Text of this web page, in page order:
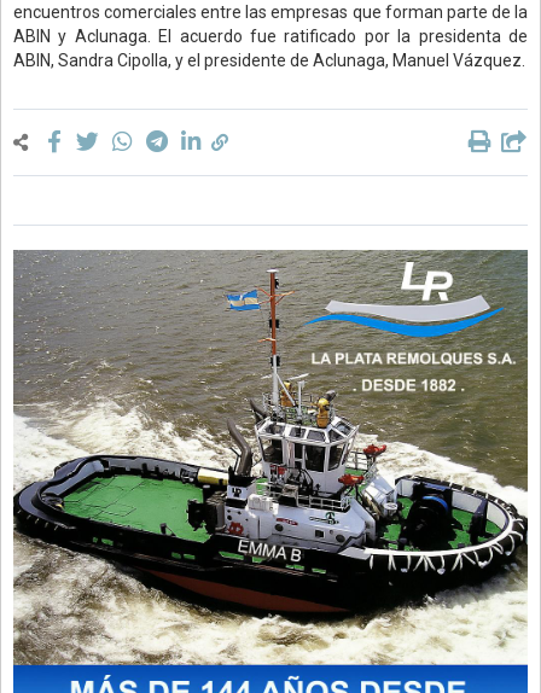
encuentros comerciales entre las empresas que forman parte de la
ABIN y Aclunaga. El acuerdo fue ratificado por la presidenta de
ABIN, Sandra Cipolla, y el presidente de Aclunaga, Manuel Vázquez.